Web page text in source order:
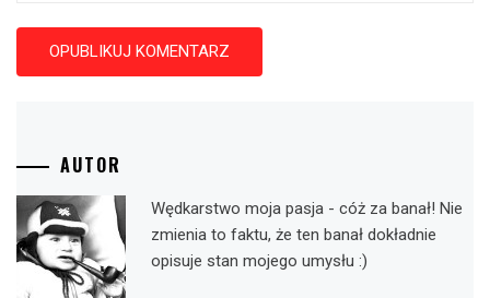
AUTOR
Wędkarstwo moja pasja - cóż za banał! Nie
zmienia to faktu, że ten banał dokładnie
opisuje stan mojego umysłu :)